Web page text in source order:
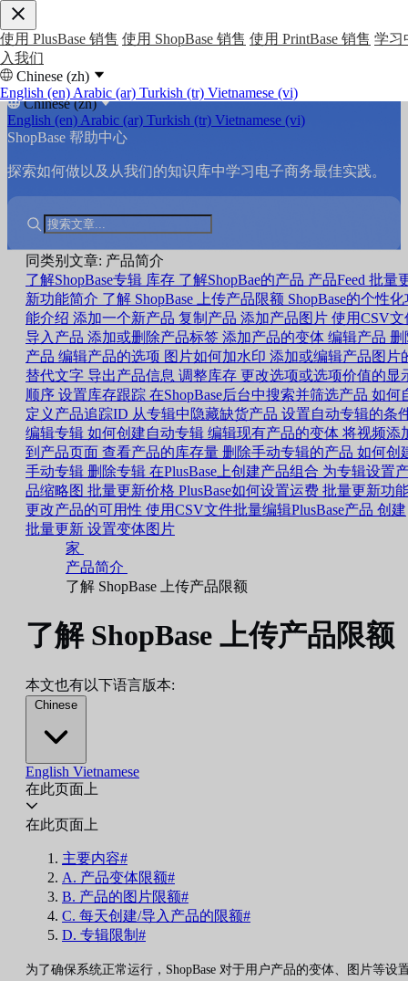
使用 PlusBase 销售 使用 ShopBase 销售 使用 PrintBase 销售 学习
入我们
Chinese (zh)
English (en) Arabic (ar) Turkish (tr) Vietnamese (vi)
Chinese (zh)
English (en) Arabic (ar) Turkish (tr) Vietnamese (vi)
ShopBase 帮助中心
探索如何做以及从我们的知识库中学习电子商务最佳实践。
同类别文章: 产品简介
了解ShopBase专辑 库存 了解ShopBae的产品 产品Feed 批量
新功能简介 了解 ShopBase 上传产品限额 ShopBase的个性化
能介绍 添加一个新产品 复制产品 添加产品图片 使用CSV文
导入产品 添加或删除产品标签 添加产品的变体 编辑产品 删
产品 编辑产品的选项 图片如何加水印 添加或编辑产品图片
替代文字 导出产品信息 调整库存 更改选项或选项价值的显
顺序 设置库存跟踪 在ShopBase后台中搜索并筛选产品 如何
定义产品追踪ID 从专辑中隐藏缺货产品 设置自动专辑的条
编辑专辑 如何创建自动专辑 编辑现有产品的变体 将视频添
到产品页面 查看产品的库存量 删除手动专辑的产品 如何创
手动专辑 删除专辑 在PlusBase上创建产品组合 为专辑设置
品缩略图 批量更新价格 PlusBase如何设置运费 批量更新功
更改产品的可用性 使用CSV文件批量编辑PlusBase产品 创建
批量更新 设置变体图片
家
产品简介
了解 ShopBase 上传产品限额
了解 ShopBase 上传产品限额
本文也有以下语言版本:
Chinese
English Vietnamese
在此页面上
在此页面上
主要内容#
A. 产品变体限额#
B. 产品的图片限额#
C. 每天创建/导入产品的限额#
D. 专辑限制#
为了确保系统正常运行，ShopBase 对于用户产品的变体、图片等设